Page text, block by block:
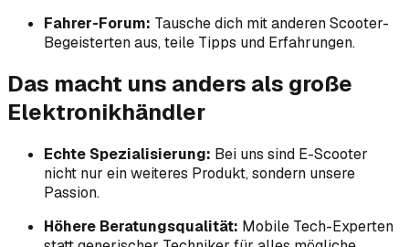
Fahrer-Forum: Tausche dich mit anderen Scooter-
Begeisterten aus, teile Tipps und Erfahrungen.
Das macht uns anders als große
Elektronikhändler
Echte Spezialisierung: Bei uns sind E-Scooter
nicht nur ein weiteres Produkt, sondern unsere
Passion.
Höhere Beratungsqualität: Mobile Tech-Experten